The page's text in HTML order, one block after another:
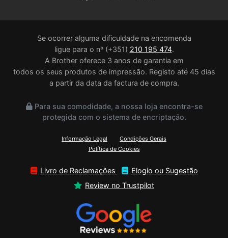
Se ocorrer alguma dificuldade na encomenda
ligue para o nº (+351) 210 195 474.
A Brother oferece 3 anos de garantia em
todos os seus produtos de impressão. Registo até 45 dias
a partir da data da factura de compra.
Para sua comodidade, a nossa loja encontra-se
protegida com o sistema de encriptação.
Informação Legal
Condições Gerais
Política de Cookies
Livro de Reclamações
Elogio ou Sugestão
Review no Trustpilot